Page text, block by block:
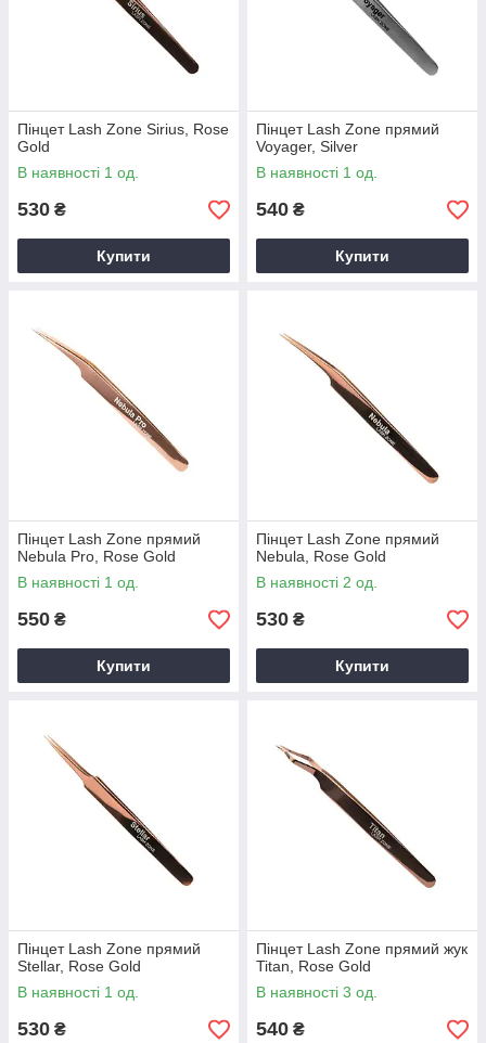
Пінцет Lash Zone Sirius, Rose
Gold
В наявності 1 од.
530 ₴
Купити
Пінцет Lash Zone прямий
Voyager, Silver
В наявності 1 од.
540 ₴
Купити
Пінцет Lash Zone прямий
Nebula Pro, Rose Gold
В наявності 1 од.
550 ₴
Купити
Пінцет Lash Zone прямий
Nebula, Rose Gold
В наявності 2 од.
530 ₴
Купити
Пінцет Lash Zone прямий
Stellar, Rose Gold
В наявності 1 од.
530 ₴
Пінцет Lash Zone прямий жук
Titan, Rose Gold
В наявності 3 од.
540 ₴